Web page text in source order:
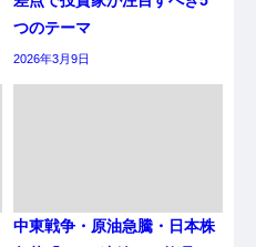
つのテーマ
2026年3月9日
中東戦争・原油急騰・日本株